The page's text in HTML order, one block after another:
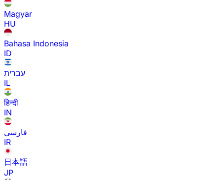
Magyar
HU
Bahasa Indonesia
ID
עברית
IL
हिन्दी
IN
فارسی
IR
日本語
JP